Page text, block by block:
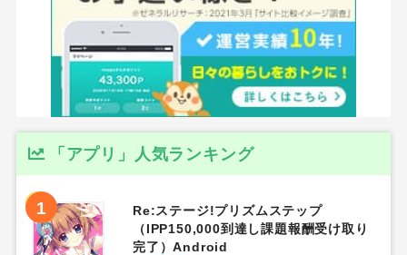
「アプリ」人気ランキング
1
Re:ステージ!プリズムステップ
（IPP150,000到達し課題報酬受け取り
完了）Android